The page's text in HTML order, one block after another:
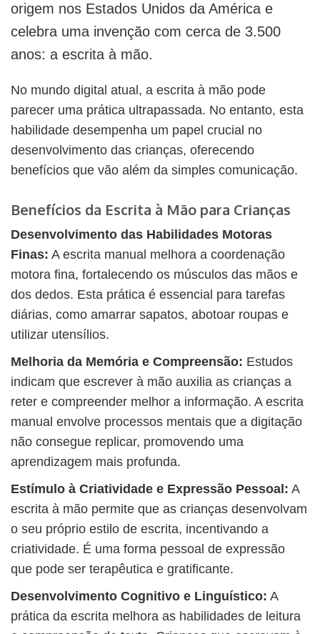
origem nos Estados Unidos da América e
celebra uma invenção com cerca de 3.500
anos: a escrita à mão.
No mundo digital atual, a escrita à mão pode
parecer uma prática ultrapassada. No entanto, esta
habilidade desempenha um papel crucial no
desenvolvimento das crianças, oferecendo
benefícios que vão além da simples comunicação.
Benefícios da Escrita à Mão para Crianças
Desenvolvimento das Habilidades Motoras
Finas: A escrita manual melhora a coordenação
motora fina, fortalecendo os músculos das mãos e
dos dedos. Esta prática é essencial para tarefas
diárias, como amarrar sapatos, abotoar roupas e
utilizar utensílios.
Melhoria da Memória e Compreensão: Estudos
indicam que escrever à mão auxilia as crianças a
reter e compreender melhor a informação. A escrita
manual envolve processos mentais que a digitação
não consegue replicar, promovendo uma
aprendizagem mais profunda.
Estímulo à Criatividade e Expressão Pessoal: A
escrita à mão permite que as crianças desenvolvam
o seu próprio estilo de escrita, incentivando a
criatividade. É uma forma pessoal de expressão
que pode ser terapêutica e gratificante.
Desenvolvimento Cognitivo e Linguístico: A
prática da escrita melhora as habilidades de leitura